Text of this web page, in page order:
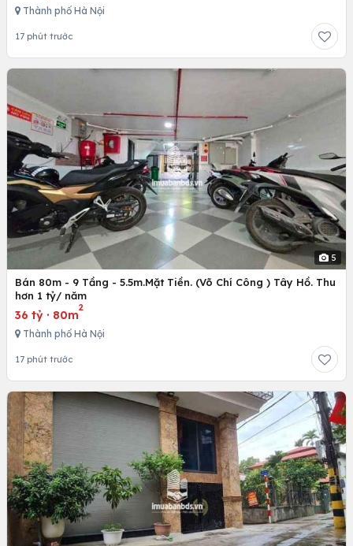
Thành phố Hà Nội
17 phút trước
5
Bán 80m - 9 Tầng - 5.5m.Mặt Tiền. (Võ Chí Công ) Tây Hồ. Thu
hơn 1 tỷ/ năm
36 tỷ · 80m
2
Thành phố Hà Nội
17 phút trước